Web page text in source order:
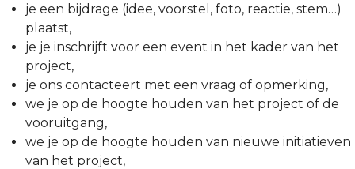
je een bijdrage (idee, voorstel, foto, reactie, stem…)
plaatst,
je je inschrijft voor een event in het kader van het
project,
je ons contacteert met een vraag of opmerking,
we je op de hoogte houden van het project of de
vooruitgang,
we je op de hoogte houden van nieuwe initiatieven
van het project,